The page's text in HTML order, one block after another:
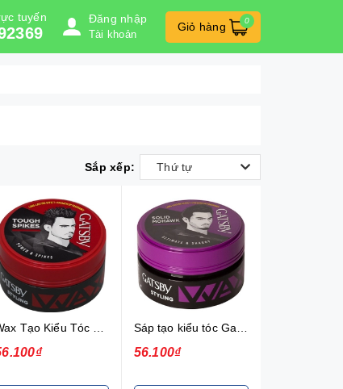
tuyến Đăng nhập
Tài khoản
Giỏ hàng 0
Sắp xếp: Thứ tự
56.100₫